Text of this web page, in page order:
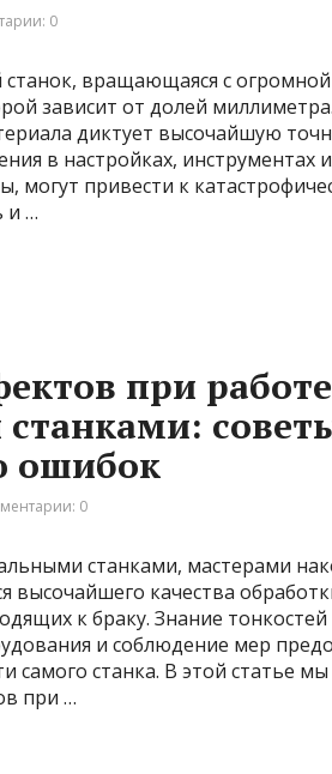
0
вращающаяся с
зависит от долей
диктует высочайшую
в настройках, инструментах
могут привести к
и …
при
ошибок
0
станками, мастерами
качества
к браку. Знание
и соблюдение мер
самого станка. В этой статье
при …